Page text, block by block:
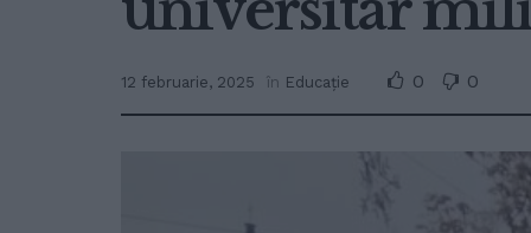
12 februarie, 2025 în Educație 0 0